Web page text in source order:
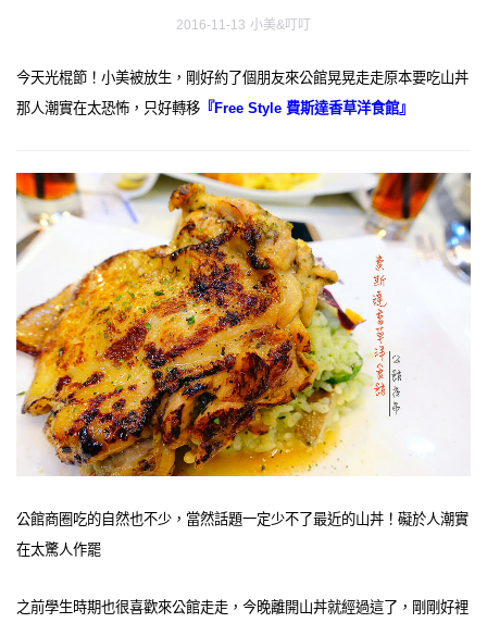
2016-11-13 小美&叮叮
今天光棍節！小美被放生，剛好約了個朋友來公館晃晃走走原本要吃山丼
那人潮實在太恐怖，只好轉移 『Free Style 費斯達香草洋食館』
公館商圈吃的自然也不少，當然話題一定少不了最近的山丼！礙於人潮實
在太驚人作罷
之前學生時期也很喜歡來公館走走，今晚離開山丼就經過這了，剛剛好裡